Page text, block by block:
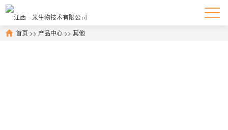
首页 >> 产品中心 >>其他